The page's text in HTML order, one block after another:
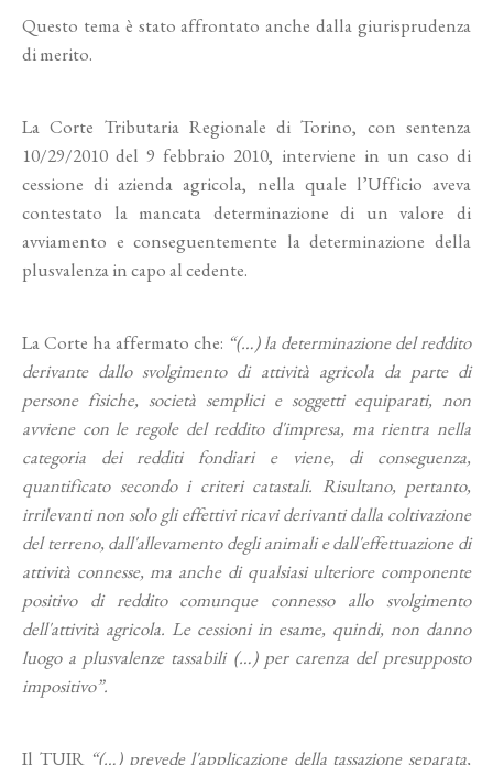
Questo tema è stato affrontato anche dalla giurisprudenza
di merito.
La Corte Tributaria Regionale di Torino, con sentenza
10/29/2010 del 9 febbraio 2010, interviene in un caso di
cessione di azienda agricola, nella quale l’Ufficio aveva
contestato la mancata determinazione di un valore di
avviamento e conseguentemente la determinazione della
plusvalenza in capo al cedente.
La Corte ha affermato che: “(…) la determinazione del reddito
derivante dallo svolgimento di attività agricola da parte di
persone fisiche, società semplici e soggetti equiparati, non
avviene con le regole del reddito d'impresa, ma rientra nella
categoria dei redditi fondiari e viene, di conseguenza,
quantificato secondo i criteri catastali. Risultano, pertanto,
irrilevanti non solo gli effettivi ricavi derivanti dalla coltivazione
del terreno, dall'allevamento degli animali e dall'effettuazione di
attività connesse, ma anche di qualsiasi ulteriore componente
positivo di reddito comunque connesso allo svolgimento
dell'attività agricola. Le cessioni in esame, quindi, non danno
luogo a plusvalenze tassabili (…) per carenza del presupposto
impositivo”.
Il TUIR “(…) prevede l'applicazione della tassazione separata,